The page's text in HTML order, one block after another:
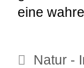
eine
Natur -